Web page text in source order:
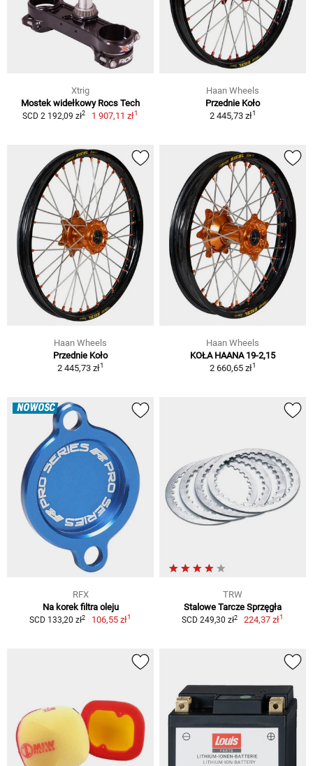
Xtrig
Mostek widełkowy Rocs Tech
SCD 2 192,09 zł2 1 907,11 zł1
Haan Wheels
Przednie Koło
2 445,73 zł1
Haan Wheels
Przednie Koło
2 445,73 zł1
Haan Wheels
KOŁA HAANA 19-2,15
2 660,65 zł1
NOWOŚĆ
RFX
Na korek filtra oleju
SCD 133,20 zł2 106,55 zł1
TRW
Stalowe Tarcze Sprzęgła
SCD 249,30 zł2 224,37 zł1